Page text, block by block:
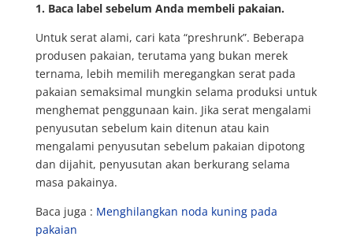
1. Baca label sebelum Anda membeli pakaian.
Untuk serat alami, cari kata “preshrunk”. Beberapa
produsen pakaian, terutama yang bukan merek
ternama, lebih memilih meregangkan serat pada
pakaian semaksimal mungkin selama produksi untuk
menghemat penggunaan kain. Jika serat mengalami
penyusutan sebelum kain ditenun atau kain
mengalami penyusutan sebelum pakaian dipotong
dan dijahit, penyusutan akan berkurang selama
masa pakainya.
Baca juga : Menghilangkan noda kuning pada
pakaian